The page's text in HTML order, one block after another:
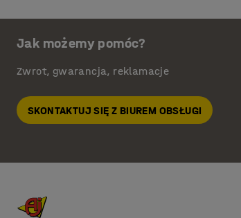
Jak możemy pomóc?
Zwrot, gwarancja, reklamacje
SKONTAKTUJ SIĘ Z BIUREM OBSŁUGI